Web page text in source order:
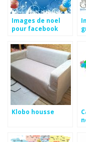
Images de noel
pour facebook
Klobo housse